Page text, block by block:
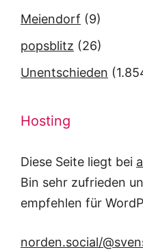
Meiendorf (9)
popsblitz (26)
Unentschieden
Hosting
Diese Seite liegt bei
Bin sehr zufrieden
empfehlen für
norden.social/